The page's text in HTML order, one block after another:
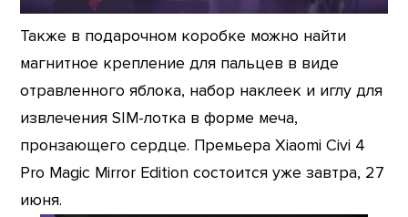
Также в подарочном коробке можно найти
магнитное крепление для пальцев в виде
отравленного яблока, набор наклеек и иглу для
извлечения SIM-лотка в форме меча,
пронзающего сердце. Премьера Xiaomi Civi 4
Pro Magic Mirror Edition состоится уже завтра, 27
июня.